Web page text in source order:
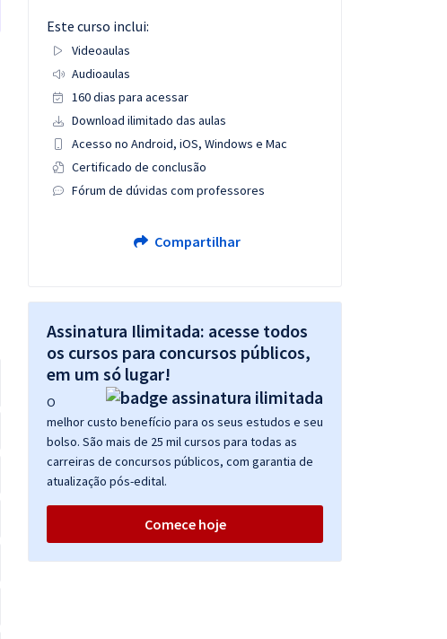
Este curso inclui:
Videoaulas
Audioaulas
160 dias para acessar
Download ilimitado das aulas
Acesso no Android, iOS, Windows e Mac
Certificado de conclusão
Fórum de dúvidas com professores
Compartilhar
Assinatura Ilimitada: acesse todos
os cursos para concursos públicos,
em um só lugar!
O
melhor custo benefício para os seus estudos e seu
bolso. São mais de 25 mil cursos para todas as
carreiras de concursos públicos, com garantia de
atualização pós-edital.
Comece hoje